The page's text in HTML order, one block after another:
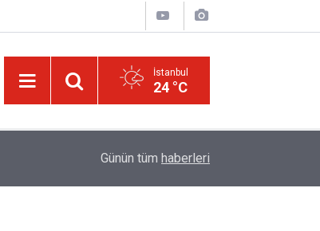
İstanbul
24 °C
Müslümanlardan dilinizi çekin, onlardan biri
Günün tüm haberleri